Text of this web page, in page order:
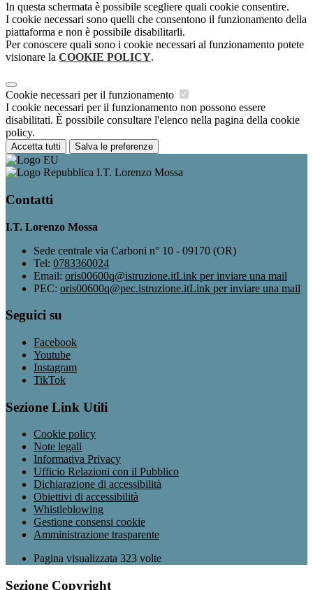
In questa schermata è possibile scegliere quali cookie consentire.
I cookie necessari sono quelli che consentono il funzionamento della
piattaforma e non è possibile disabilitarli.
Per conoscere quali sono i cookie necessari al funzionamento potete
visionare la COOKIE POLICY.
Cookie necessari per il funzionamento
I cookie necessari per il funzionamento non possono essere
disabilitati. È possibile consultare l'elenco nella pagina della cookie
policy.
Accetta tutti Salva le preferenze
I.T. Lorenzo Mossa
Contatti
I.T. Lorenzo Mossa
Sede centrale via Carboni n° 10 - 09170 (OR)
Tel: 0783360024
Email: oris00600q@istruzione.itLink per inviare una mail
PEC: oris00600q@pec.istruzione.itLink per inviare una mail
Seguici su
Facebook
Youtube
Instagram
TikTok
Sezione Link Utili
Cookie policy
Note legali
Informativa Privacy
Ufficio Relazioni con il Pubblico
Dichiarazione di accessibilità
Obiettivi di accessibilità
Whistleblowing
Gestione consensi cookie
Amministrazione trasparente
Pagina visualizzata 323 volte
Sezione Copyright